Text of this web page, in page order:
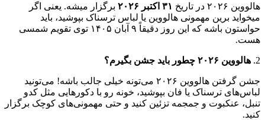
هالووین ۲۰۲۶ در تاریخ ۳۱ اکتبر ۲۰۲۶
برگزار میشه. یعنی اگر
میخواید برین مهمونی هالووین یا لباس ترسناک بپوشید، باید
حواستون باشه که این روز دقیقاً ۹ آبان ۱۴۰۵ توی تقویم شمسی
هست.
2. هالووین ۲۰۲۶ چطور باید جشن بگیرم؟
جشن گرفتن هالووین ۲۰۲۶ می‌تونه خیلی جالب باشه! می‌تونید
لباس‌های ترسناک یا فان بپوشید، خونه رو با دکورهایی مثل کدو
تنبل، عنکبوت و جمجمه تزئین کنید و حتی مهمونی‌های کوچک برگزار
کنید.